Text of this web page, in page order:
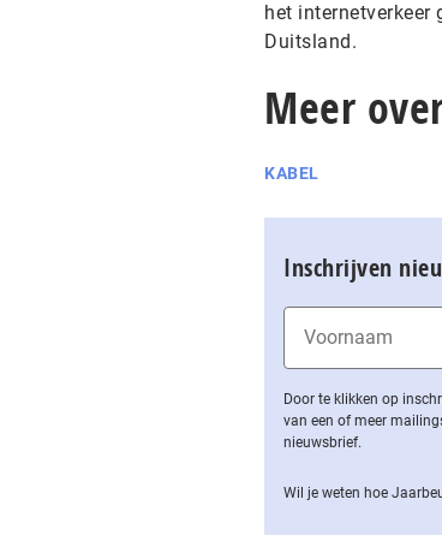
het internetverkeer
Duitsland.
Meer
KABEL
Inschrijven
Door te klikken op
van een of meer
nieuwsbrief.
Wil je weten hoe